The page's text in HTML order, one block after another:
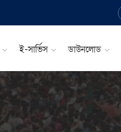
ই-সার্ভিস ডাউনলোড